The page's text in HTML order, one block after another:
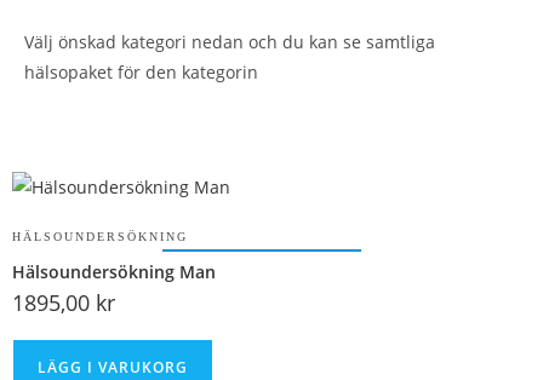
Välj önskad kategori nedan och du kan se samtliga
hälsopaket för den kategorin
HÄLSOUNDERSÖKNING
Hälsoundersökning Man
1895,00 kr
LÄGG I VARUKORG